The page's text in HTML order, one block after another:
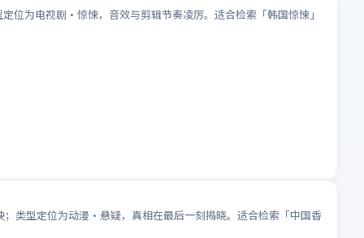
位为电视剧·惊悚，音效与剪辑节奏凌厉。适合检索「韩国惊悚」
类型定位为动漫·悬疑，真相在最后一刻揭晓。适合检索「中国香